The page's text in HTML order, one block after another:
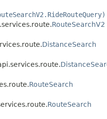
RouteSearchV2
DistanceSearch
RouteSearch
RouteSearch